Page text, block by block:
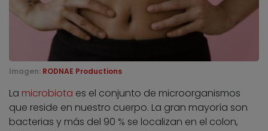
Imagen: RODNAE Productions
La microbiota es el conjunto de microorganismos
que reside en nuestro cuerpo. La gran mayoría son
bacterias y más del 90 % se localizan en el colon,